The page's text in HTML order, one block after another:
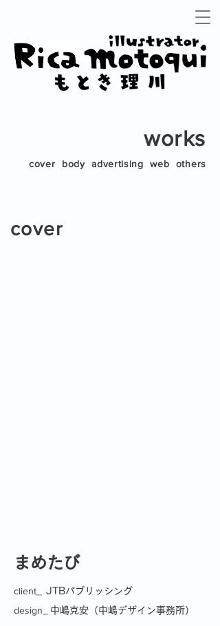
works
cover body advertising web others
cover
まめたび
JTBパブリッシング
client_
design_
中嶋克安（中嶋デザイン事務所）